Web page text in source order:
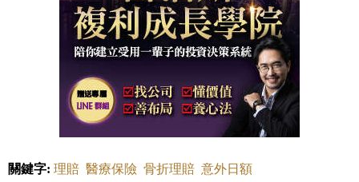
關鍵字: 理賠 醫療保險 骨折理賠 意外日額